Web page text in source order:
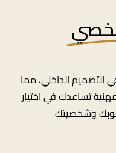
الداخلي، مما
تساعدك في اختيار
وشخصيتك